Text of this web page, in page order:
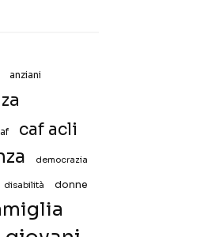
anziani
caf acli
democrazia
disabilità donne